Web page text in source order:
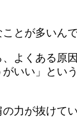
とが多いんで
よくある原
いい」とい
力が抜けてい